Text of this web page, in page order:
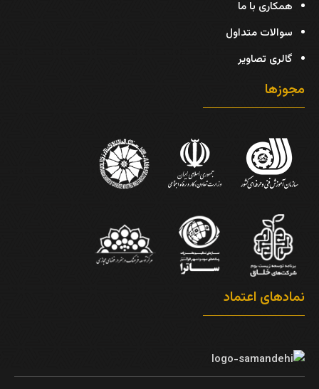
همکاری با ما
سوالات متداول
گالری تصاویر
مجوزها
نمادهای اعتماد